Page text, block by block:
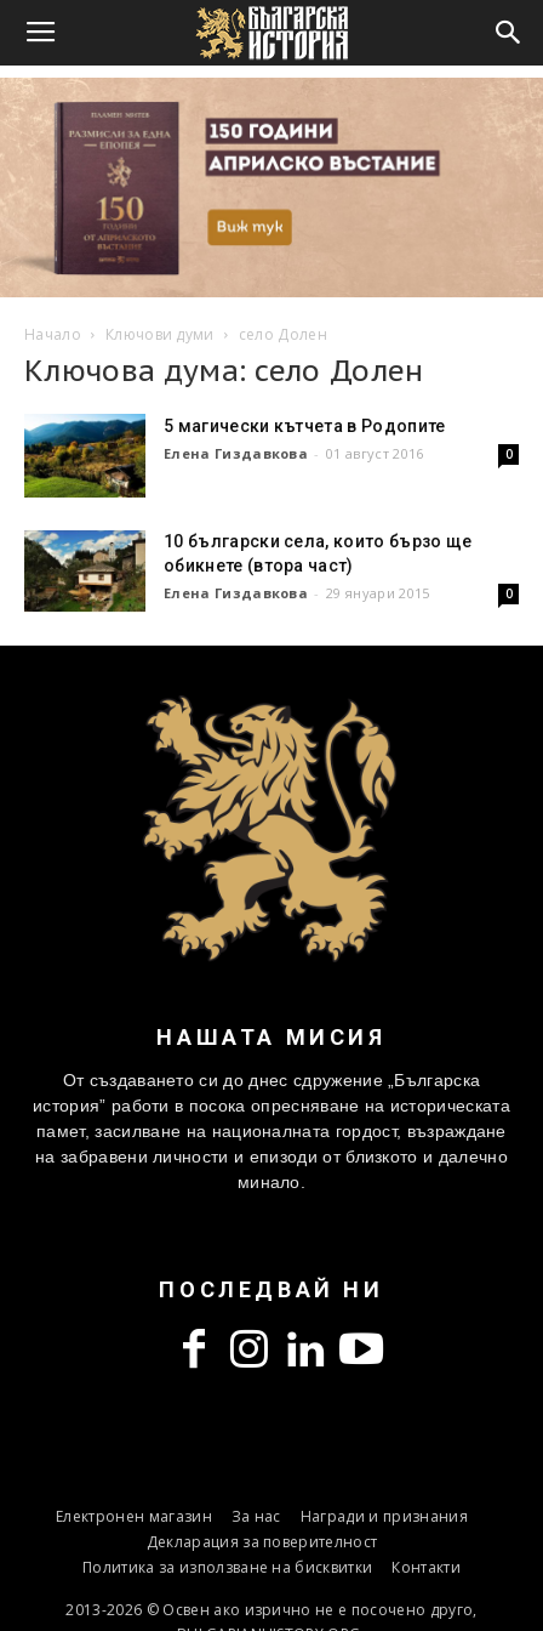
Начало Ключови думи село Долен
Ключова дума: село Долен
5 магически кътчета в Родопите
Елена Гиздавкова - 01 август 2016 0
10 български села, които бързо ще
обикнете (втора част)
Елена Гиздавкова - 29 януари 2015 0
НАШАТА МИСИЯ
От създаването си до днес сдружение „Българска
история” работи в посока опресняване на историческата
памет, засилване на националната гордост, възраждане
на забравени личности и епизоди от близкото и далечно
минало.
ПОСЛЕДВАЙ НИ
Електронен магазин За нас
Награди и признания
Декларация за поверителност
Политика за използване на бисквитки
Контакти
2013-2026 © Освен ако изрично не е посочено друго,